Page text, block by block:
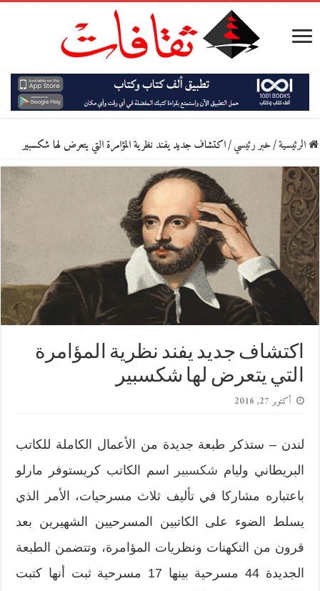
الرئيسية/خبر رئيسي/اكتشاف جديد يفند نظرية المؤامرة التي يتعرض لها شكسبير
اكتشاف جديد يفند نظرية المؤامرة
التي يتعرض لها شكسبير
أكتوبر 27, 2016
لندن – ستذكر طبعة جديدة من الأعمال الكاملة للكاتب
البريطاني وليام شكسبير
اسم الكاتب كريستوفر مارلو
باعتباره مشاركا في تأليف ثلاث مسرحيات، الأمر الذي
يسلط الضوء على الكاتبين المسرحيين الشهيرين بعد
قرون من التكهنات ونظريات المؤامرة، وتتضمن الطبعة
الجديدة 44 مسرحية بينها 17 مسرحية ثبت أنها كتبت